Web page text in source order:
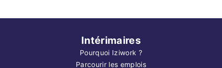
Intérimaires
Pourquoi Iziwork ?
Parcourir les emplois